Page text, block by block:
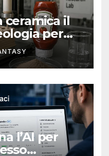
ceramica il
per
la
l’AI per